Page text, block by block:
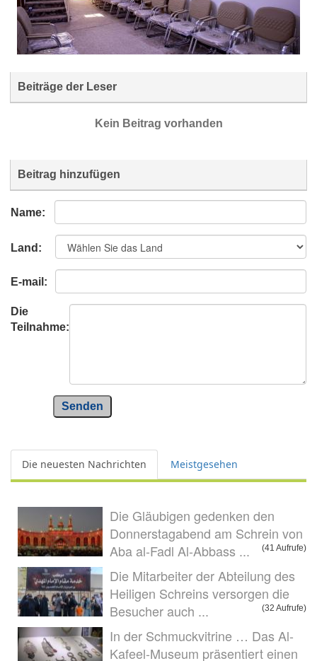
Beiträge der Leser
Kein Beitrag vorhanden
Beitrag hinzufügen
Name:
Land:
E-mail:
Die
Teilnahme:
Senden
Die neuesten Nachrichten Meistgesehen
Die Gläubigen gedenken den
Donnerstagabend am Schrein von
Aba al-Fadl Al-Abbass ...
(41 Aufrufe)
Die Mitarbeiter der Abteilung des
Heiligen Schreins versorgen die
Besucher auch ...
(32 Aufrufe)
In der Schmuckvitrine … Das Al-
Kafeel-Museum präsentiert einen